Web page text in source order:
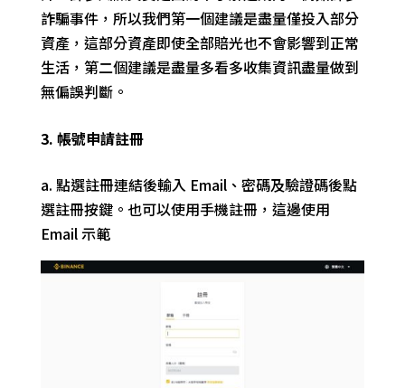
詐騙事件，所以我們第一個建議是盡量僅投入部分
資產，這部分資產即使全部賠光也不會影響到正常
生活，第二個建議是盡量多看多收集資訊盡量做到
無偏誤判斷。
3. 帳號申請註冊
a. 點選註冊連結後輸入 Email、密碼及驗證碼後點
選註冊按鍵。 也可以使用手機註冊，這邊使用
Email 示範